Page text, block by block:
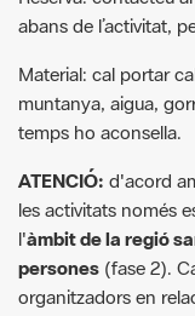
muntanya, aigua,
temps ho aconsella.
ATENCIÓ:
d'acord
les activitats només
àmbit de la regió
persones(fase 2).
organitzadors en
mascaretes, neteja
Más información:
G F
P